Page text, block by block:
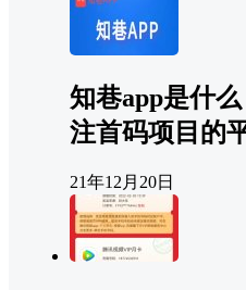
知巷app是什
注首码项目的
21年12月20日